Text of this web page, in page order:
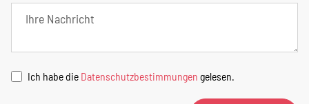
Ich habe die Datenschutzbestimmungen gelesen.